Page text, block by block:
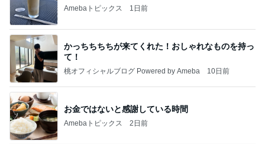
Amebaトピックス 1日前
かっちちちちが来てくれた！おしゃれなものを持っ
て！
桃オフィシャルブログ Powered by Ameba 10日前
お金ではないと感謝している時間
Amebaトピックス 2日前